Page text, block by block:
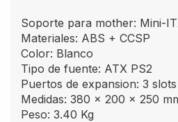
Soporte para mother: Mini-
Materiales: ABS + CCSP
Color: Blanco
Tipo de fuente: ATX PS2
Puertos de expansion: 3 slots
Medidas: 380 x 200 x 250
Peso: 3.40 Kg